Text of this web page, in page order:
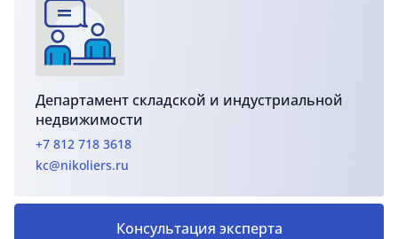
Департамент складской и индустриальной
недвижимости
+7 812 718 3618
kc@nikoliers.ru
Консультация эксперта